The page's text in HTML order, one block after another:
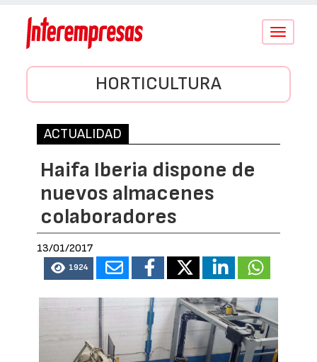
Conmutar
HORTICULTURA
ACTUALIDAD
Haifa Iberia dispone de
nuevos almacenes
colaboradores
13/01/2017
1924